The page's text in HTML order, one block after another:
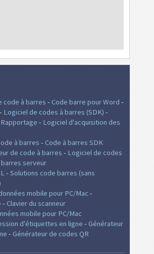
code à barres - Code barre pour Word -
- Logiciel de codes à barres (SDK) -
Rapportage - Logiciel d'acquisition des
à barres - Code à barres SDK
de code à barres - Logiciel de codes
barres serveur
- Solutions code barres (sans
mobile pour PC/Mac -
- Clavier du scanneur
mobile pour PC/Mac
d'étiquettes en ligne - Générateur
- Générateur de codes QR